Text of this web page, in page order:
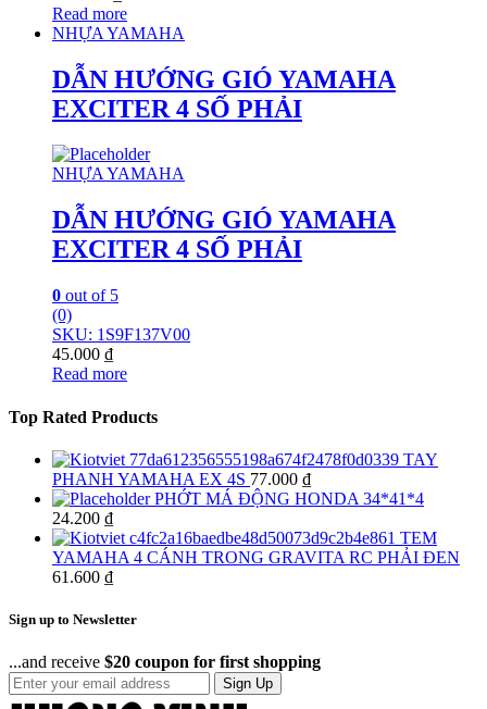
Read more
NHỰA YAMAHA
DẪN HƯỚNG GIÓ YAMAHA
EXCITER 4 SỐ PHẢI
NHỰA YAMAHA
DẪN HƯỚNG GIÓ YAMAHA
EXCITER 4 SỐ PHẢI
0 out of 5
(0)
SKU: 1S9F137V00
45.000 ₫
Read more
Top Rated Products
TAY
PHANH YAMAHA EX 4S 77.000 ₫
PHỚT MÁ ĐỘNG HONDA 34*41*4
24.200 ₫
TEM
YAMAHA 4 CÁNH TRONG GRAVITA RC PHẢI ĐEN
61.600 ₫
Sign up to Newsletter
...and receive $20 coupon for first shopping
Sign Up